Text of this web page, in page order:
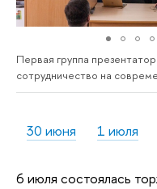
Первая группа
сотрудничество на
30 июня 1 июля
6 июля состоялась